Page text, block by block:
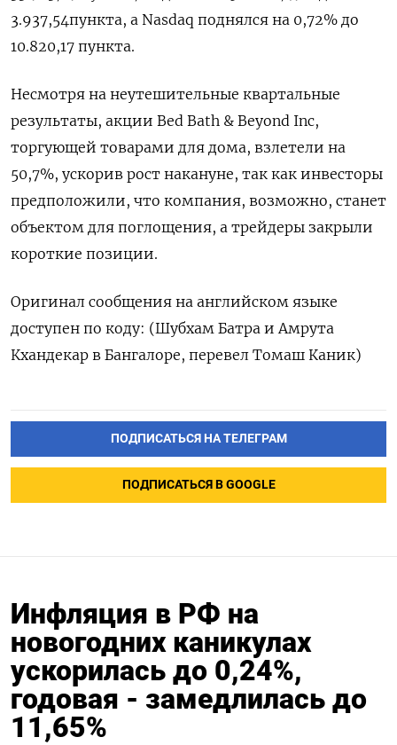
3.937,54​ пункта, а Nasdaq поднялся на 0,72% до
10.820,17 пункта.
Несмотря на неутешительные квартальные
результаты, акции Bed Bath & Beyond Inc,
торгующей товарами для дома, взлетели на
50,7%, ускорив рост накануне, так как инвесторы
предположили, что компания, возможно, станет
объектом для поглощения, а трейдеры закрыли
короткие позиции.
Оригинал сообщения на английском языке
доступен по коду: (Шубхам Батра и Амрута
Кхандекар в Бангалоре, перевел Томаш Каник)
ПОДПИСАТЬСЯ НА ТЕЛЕГРАМ
ПОДПИСАТЬСЯ В GOOGLE
Инфляция в РФ на
новогодних каникулах
ускорилась до 0,24%,
годовая - замедлилась до
11,65%